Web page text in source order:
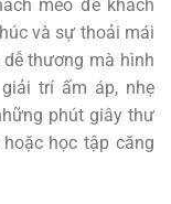
mèo để khách
và sự thoải mái
thương mà hình
trí ấm áp, nhẹ
phút giây thư
học tập căng